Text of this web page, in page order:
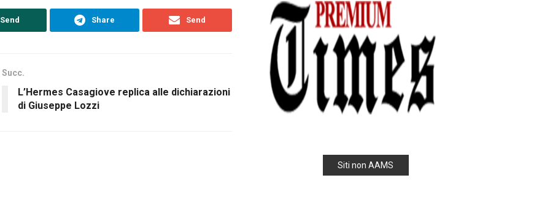
Send Share Send
Succ.
L’Hermes Casagiove replica alle dichiarazioni
di Giuseppe Lozzi
Siti non AAMS